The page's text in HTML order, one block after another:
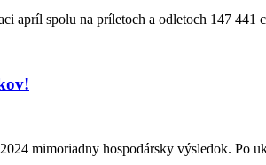
spolu na príletoch a odletoch 147 441
mimoriadny hospodársky výsledok. Po